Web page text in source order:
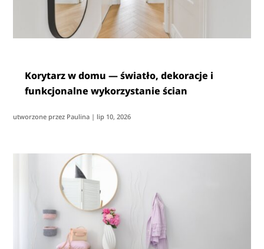
Korytarz w domu — światło, dekoracje i
funkcjonalne wykorzystanie ścian
utworzone przez Paulina | lip 10, 2026